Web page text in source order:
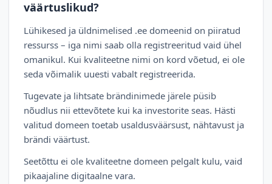
väärtuslikud?
Lühikesed ja üldnimelised .ee domeenid on piiratud
ressurss – iga nimi saab olla registreeritud vaid ühel
omanikul. Kui kvaliteetne nimi on kord võetud, ei ole
seda võimalik uuesti vabalt registreerida.
Tugevate ja lihtsate brändinimede järele püsib
nõudlus nii ettevõtete kui ka investorite seas. Hästi
valitud domeen toetab usaldusväärsust, nähtavust ja
brändi väärtust.
Seetõttu ei ole kvaliteetne domeen pelgalt kulu, vaid
pikaajaline digitaalne vara.